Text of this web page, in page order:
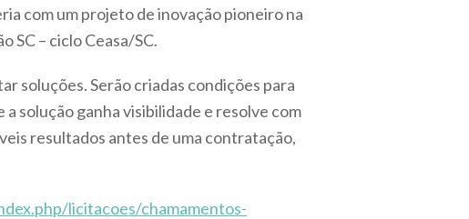
com um projeto de inovação pioneiro na
SC – ciclo Ceasa/SC.
soluções. Serão criadas condições para
solução ganha visibilidade e resolve com
resultados antes de uma contratação,
licitacoes/chamamentos-